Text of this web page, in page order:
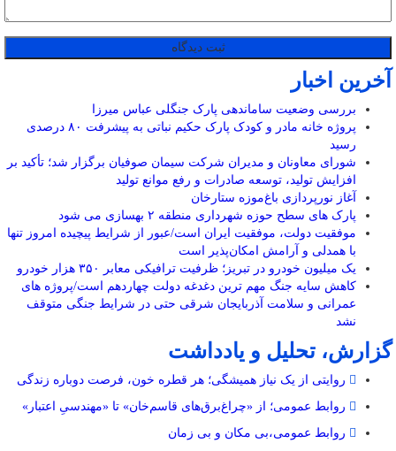
آخرین اخبار
بررسی وضعیت ساماندهی پارک جنگلی عباس میرزا
پروژه خانه مادر و کودک پارک حکیم نباتی به پیشرفت ۸۰ درصدی
رسید
شورای معاونان و مدیران شرکت سیمان صوفیان برگزار شد؛ تأکید بر
افزایش تولید، توسعه صادرات و رفع موانع تولید
آغاز نورپردازی باغ‌موزه ستارخان
پارک های سطح حوزه شهرداری منطقه ۲ بهسازی می شود
موفقیت دولت، موفقیت ایران است/عبور از شرایط پیچیده امروز تنها
با همدلی و آرامش امکان‌پذیر است
یک میلیون خودرو در تبریز؛ ظرفیت ترافیکی معابر ۳۵۰ هزار خودرو
کاهش سایه جنگ مهم ‌ترین دغدغه دولت چهاردهم است/پروژه ‌های
عمرانی و سلامت آذربایجان شرقی حتی در شرایط جنگی متوقف
نشد
گزارش، تحلیل و یادداشت
روایتی از یک نیاز همیشگی؛ هر قطره خون، فرصت دوباره زندگی
روابط عمومی؛ از «چراغ‌برق‌های قاسم‌خان» تا «مهندسیِ اعتبار»
روابط عمومی،بی مکان و بی زمان